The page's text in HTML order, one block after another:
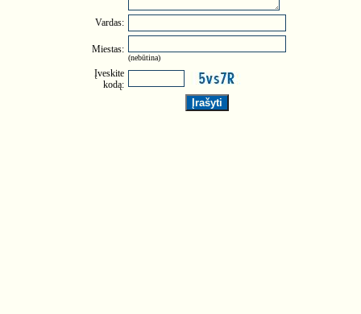
Vardas:
Miestas:
(nebūtina)
Įveskite
kodą: